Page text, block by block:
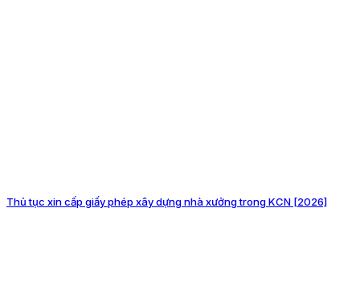
Thủ tục xin cấp giấy phép xây dựng nhà xưởng trong KCN [2026]